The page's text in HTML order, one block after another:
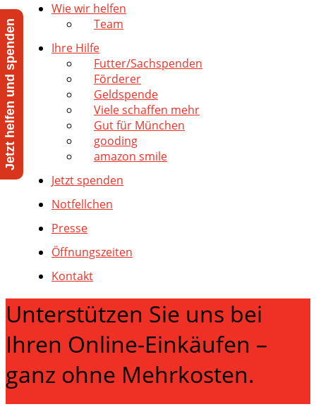
Wie wir helfen
Team
Ihre Hilfe
Futter/Sachspenden
Förderer
Geldspende
Viele schaffen mehr
Gut für München
gooding
amazon smile
Jetzt spenden
Notfellchen
Presse
Öffnungszeiten
Kontakt
Unterstützen Sie uns bei
Ihren Online-Einkäufen –
ganz ohne Mehrkosten.
Jetzt helfen und spenden